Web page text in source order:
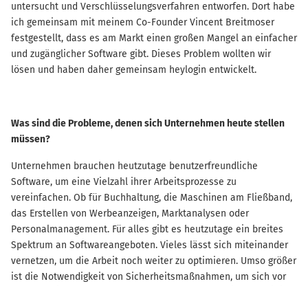
untersucht und Verschlüsselungsverfahren entworfen. Dort habe
ich gemeinsam mit meinem Co-Founder Vincent Breitmoser
festgestellt, dass es am Markt einen großen Mangel an einfacher
und zugänglicher Software gibt. Dieses Problem wollten wir
lösen und haben daher gemeinsam heylogin entwickelt.
Was sind die Probleme, denen sich Unternehmen heute stellen
müssen?
Unternehmen brauchen heutzutage benutzerfreundliche
Software, um eine Vielzahl ihrer Arbeitsprozesse zu
vereinfachen. Ob für Buchhaltung, die Maschinen am Fließband,
das Erstellen von Werbeanzeigen, Marktanalysen oder
Personalmanagement. Für alles gibt es heutzutage ein breites
Spektrum an Softwareangeboten. Vieles lässt sich miteinander
vernetzen, um die Arbeit noch weiter zu optimieren. Umso größer
ist die Notwendigkeit von Sicherheitsmaßnahmen, um sich vor